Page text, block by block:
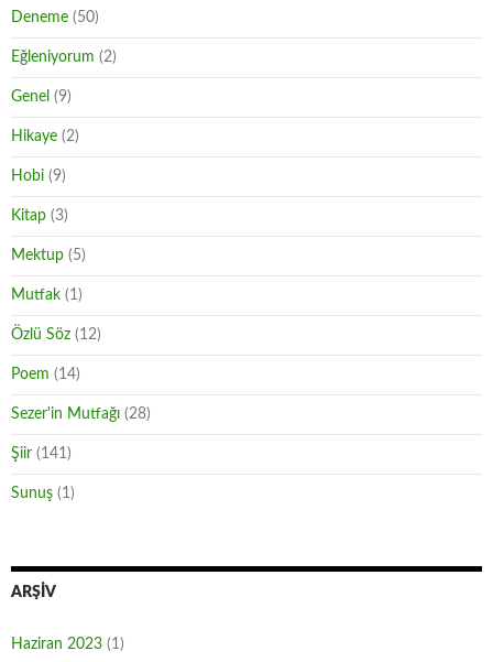
Deneme (50)
Eğleniyorum (2)
Genel (9)
Hikaye (2)
Hobi (9)
Kitap (3)
Mektup (5)
Mutfak (1)
Özlü Söz (12)
Poem (14)
Sezer'in Mutfağı (28)
Şiir (141)
Sunuş (1)
ARŞIV
Haziran 2023 (1)